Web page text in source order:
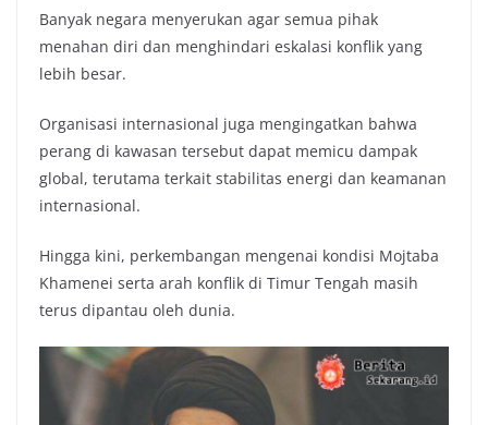
Banyak negara menyerukan agar semua pihak
menahan diri dan menghindari eskalasi konflik yang
lebih besar.
Organisasi internasional juga mengingatkan bahwa
perang di kawasan tersebut dapat memicu dampak
global, terutama terkait stabilitas energi dan keamanan
internasional.
Hingga kini, perkembangan mengenai kondisi Mojtaba
Khamenei serta arah konflik di Timur Tengah masih
terus dipantau oleh dunia.